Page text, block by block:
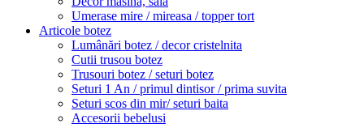
Umerase mire / mireasa / topper tort
Articole botez
Lumânări botez / decor cristelnita
Cutii trusou botez
Trusouri botez / seturi botez
Seturi 1 An / primul dintisor / prima suvita
Seturi scos din mir/ seturi baita
Accesorii bebelusi